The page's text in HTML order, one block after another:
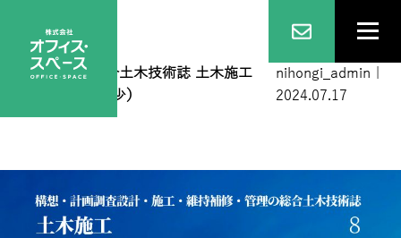
に表紙１| ←
総合土木技術誌 土木施工
2024年8月号（僅少）
nihongi_admin
2024.07.17